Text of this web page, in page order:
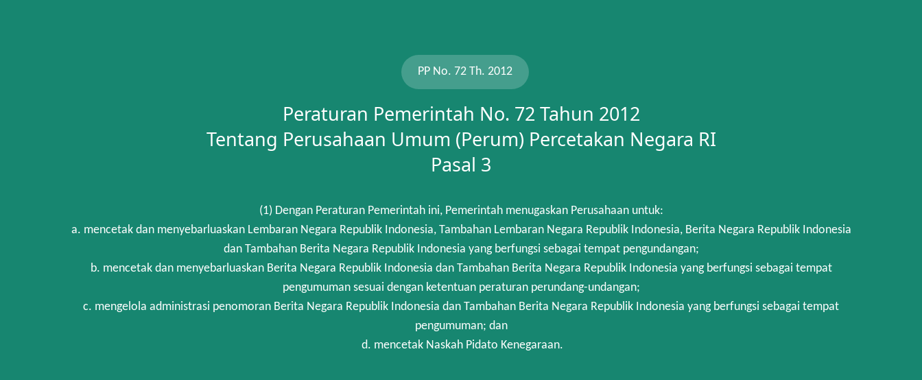
PP No. 72 Th. 2012
Peraturan Pemerintah No. 72 Tahun 2012
Tentang Perusahaan Umum (Perum) Percetakan Negara RI
Pasal 3
(1) Dengan Peraturan Pemerintah ini, Pemerintah menugaskan Perusahaan untuk:
a. mencetak dan menyebarluaskan Lembaran Negara Republik Indonesia, Tambahan Lembaran Negara Republik Indonesia, Berita Negara Republik Indonesia
dan Tambahan Berita Negara Republik Indonesia yang berfungsi sebagai tempat pengundangan;
b. mencetak dan menyebarluaskan Berita Negara Republik Indonesia dan Tambahan Berita Negara Republik Indonesia yang berfungsi sebagai tempat
pengumuman sesuai dengan ketentuan peraturan perundang-undangan;
c. mengelola administrasi penomoran Berita Negara Republik Indonesia dan Tambahan Berita Negara Republik Indonesia yang berfungsi sebagai tempat
pengumuman; dan
d. mencetak Naskah Pidato Kenegaraan.